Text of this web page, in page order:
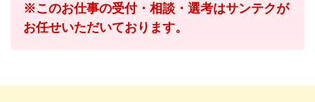
※このお仕事の受付・相談・選考はサンテクが
お任せいただいております。